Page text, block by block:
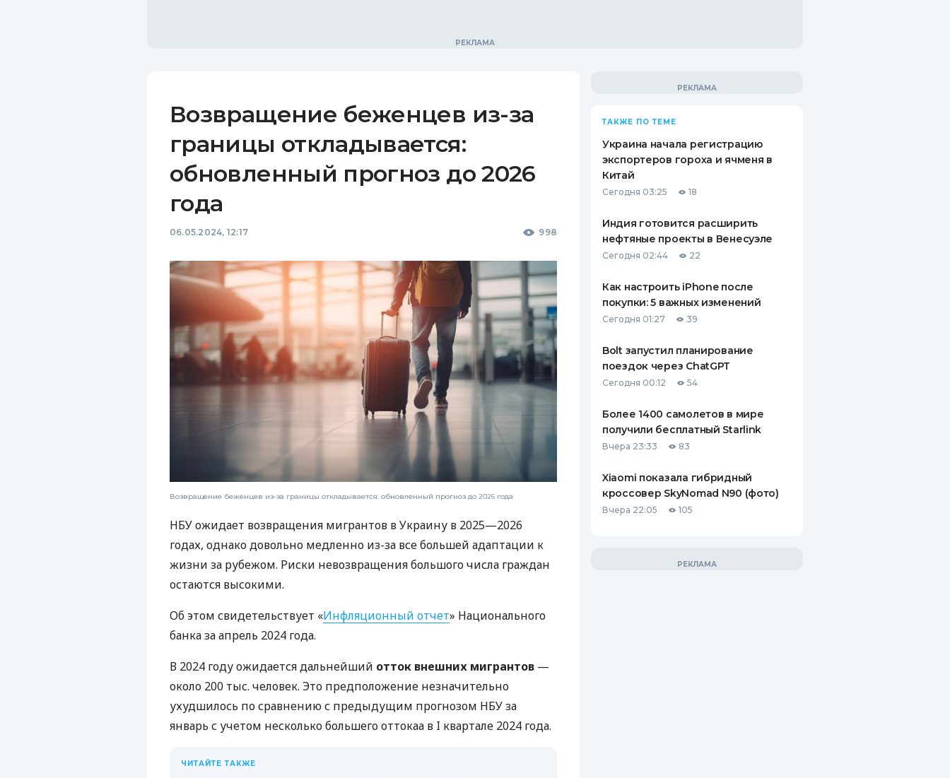
Возвращение беженцев из-за
границы откладывается:
обновленный прогноз до 2026
года
06.05.2024, 12:17 998
Возвращение беженцев из-за границы откладывается: обновленный прогноз до 2026 года
НБУ ожидает возвращения мигрантов в Украину в 2025—2026
годах, однако довольно медленно из-за все большей адаптации к
жизни за рубежом. Риски невозвращения большого числа граждан
остаются высокими.
Об этом свидетельствует «Инфляционный отчет» Национального
банка за апрель 2024 года.
В 2024 году ожидается дальнейший отток внешних мигрантов —
около 200 тыс. человек. Это предположение незначительно
ухудшилось по сравнению с предыдущим прогнозом НБУ за
январь с учетом несколько большего оттокаа в I квартале 2024 года.
ЧИТАЙТЕ ТАКЖЕ
ТАКЖЕ ПО ТЕМЕ
Украина начала регистрацию
экспортеров гороха и ячменя в
Китай
Сегодня 03:25 18
Индия готовится расширить
нефтяные проекты в Венесуэле
Сегодня 02:44 22
Как настроить iPhone после
покупки: 5 важных изменений
Сегодня 01:27 39
Bolt запустил планирование
поездок через ChatGPT
Сегодня 00:12 54
Более 1400 самолетов в мире
получили бесплатный Starlink
Вчера 23:33 83
Xiaomi показала гибридный
кроссовер SkyNomad N90 (фото)
Вчера 22:05 105